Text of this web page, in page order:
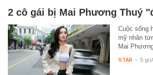
2 cô gái bị Mai Phương Thuý
Cuộc sống
mỹ nhân
Mai
STAR - 5